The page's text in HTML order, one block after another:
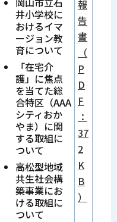
井小学校に
おけるイマ
ージョン教
育について
「在宅介
護」に焦点
を当てた総
合特区（AAA
シティおか
やま）に関
する取組に
ついて
高松型地域
共生社会構
築事業にお
ける取組に
ついて
報
告
書
（
P
D
F
：
37
2
K
B
）